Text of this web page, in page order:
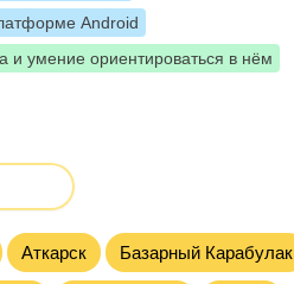
Android
и умение ориентироваться в нём
Аткарск Базарный Карабулак